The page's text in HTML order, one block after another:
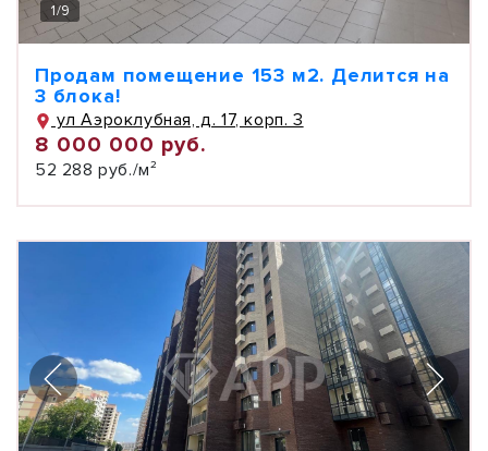
1/9
Продам помещение 153 м2. Делится на
3 блока!
ул Аэроклубная, д. 17, корп. 3
8 000 000 руб.
52 288 руб./м²